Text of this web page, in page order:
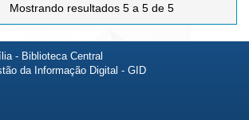
Mostrando resultados 5 a 5 de 5
- Biblioteca Central
da Informação Digital - GID